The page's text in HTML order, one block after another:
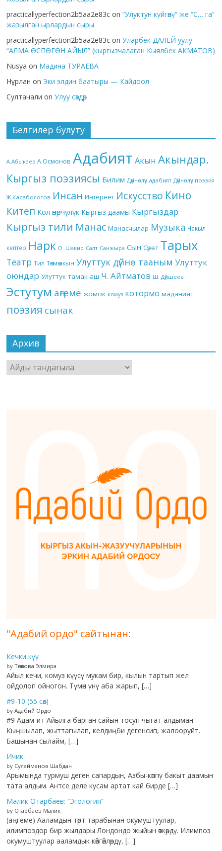
practicallyperfection2b5aa2e83c on“Улуктун күйгөнү” же “С… га”
жазылган ырлардын сыры
practicallyperfection2b5aa2e83c onУларбек ДАЛЕЙ уулу.
“АЛМА ӨСПӨГӨН АЙЫЛ” (кыргызчалаган Кыялбек АКМАТОВ)
Nusya on Мадина ТУРАЕВА
Нұрлан on Эки элдин баатыры — Кайдоол
Султанали onУлуу сөздөр
Белгилер булуту
А.Абыкаев А.Осмонов Адабият Акын Акындар.
Кыргыз поэзиясы Билим Дүйнөлүк адабият Дүйнөлүк поэзия
Ж.Касаболотов Инсан Интернет Искусство Кино
Китеп Кол өнөрчүлүк Кыргыз даамы Кыргыздар
Кыргыз тили Манас Манасчылар Музыка Накыл
кептер Нарк О. Шакир Салт Санжыра Сын Сүрөт Тарых
Театр Тил Төкмө акын Улуттук дүйнө тааным Улуттук
оюндар Улуттук тамак-аш Ч. Айтматов Ш. Дүйшеев
Эстутум аңгеме жомок комуз котормо маданият
поэзия сынак
Архив
Архив
"Адабий ордо" сайтынан:
Кечки күү
by Төлөкова Элмира
Айыл кечи, комуз күүсү мукам бир, кылын тартып жел
ойдолоп ойногон. Түмөн үнү аба жарып, […]
#9-10 (55 сөз)
by Адабий Ордо
#9 Адам-ит Айылга барган сайын тосуп чыгат алдыман.
Кыңшылап, жыттагылап, келдиңби дегенсип, жалооруйт.
Башынан сылайм, […]
Ичик
by Сулайманов Шабдан
Арымында турмуш деген сапардын, Азбы-көппү бакыт даамын
тата алдым. Антсе деле кусам артат кай бирде […]
Малик Отарбаев: “Эгология”
by Отарбаев Малик
(аңгеме) Ааламдын төрт тарабынан окумуштуулар,
илимпоздор бир жылдары Лондондо жыйын өткөрдү. Илимпоз
окумуштуулар ааламдык көйгөйлөрдү, […]